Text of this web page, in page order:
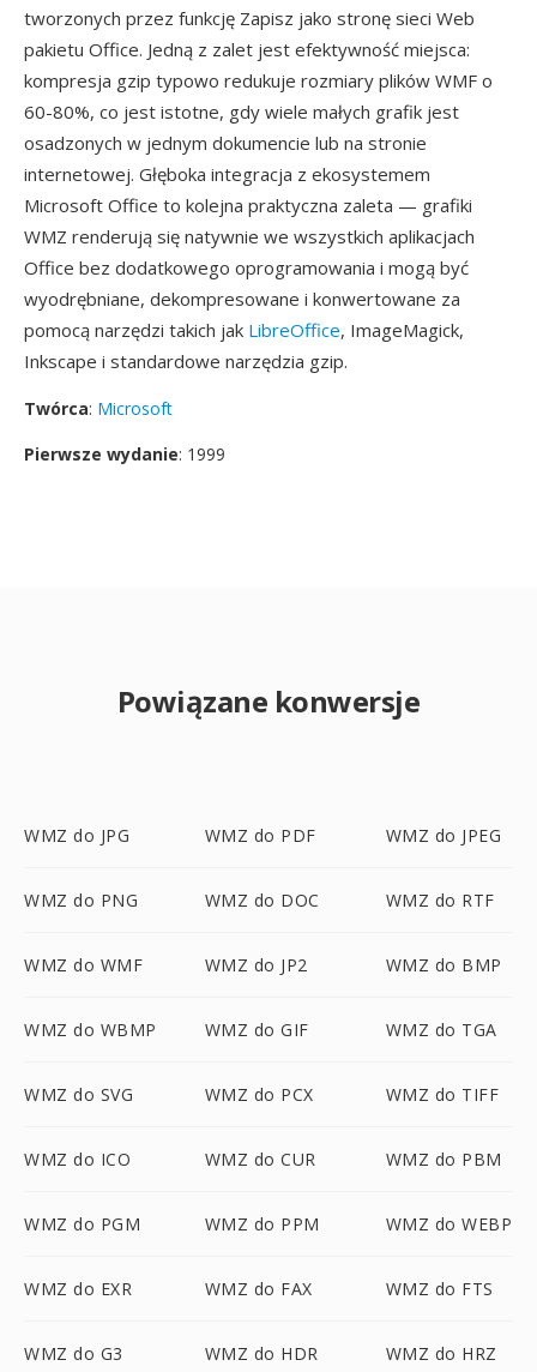
tworzonych przez funkcję Zapisz jako stronę sieci Web
pakietu Office. Jedną z zalet jest efektywność miejsca:
kompresja gzip typowo redukuje rozmiary plików WMF o
60-80%, co jest istotne, gdy wiele małych grafik jest
osadzonych w jednym dokumencie lub na stronie
internetowej. Głęboka integracja z ekosystemem
Microsoft Office to kolejna praktyczna zaleta — grafiki
WMZ renderują się natywnie we wszystkich aplikacjach
Office bez dodatkowego oprogramowania i mogą być
wyodrębniane, dekompresowane i konwertowane za
pomocą narzędzi takich jak LibreOffice, ImageMagick,
Inkscape i standardowe narzędzia gzip.
Twórca: Microsoft
Pierwsze wydanie: 1999
Powiązane konwersje
WMZ do JPG WMZ do PDF WMZ do JPEG
WMZ do PNG WMZ do DOC WMZ do RTF
WMZ do WMF WMZ do JP2 WMZ do BMP
WMZ do WBMP WMZ do GIF WMZ do TGA
WMZ do SVG WMZ do PCX WMZ do TIFF
WMZ do ICO WMZ do CUR WMZ do PBM
WMZ do PGM WMZ do PPM WMZ do WEBP
WMZ do EXR WMZ do FAX WMZ do FTS
WMZ do G3 WMZ do HDR WMZ do HRZ